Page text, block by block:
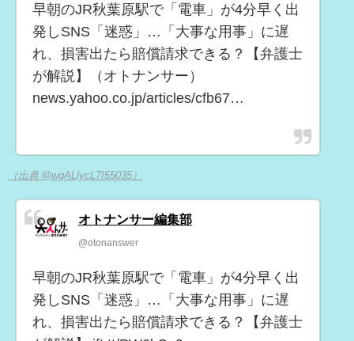
早朝のJR秋葉原駅で「電車」が4分早く出
発しSNS「迷惑」…「大事な用事」に遅
れ、損害出たら賠償請求できる？【弁護士
が解説】（オトナンサー）
news.yahoo.co.jp/articles/cfb67…
（出典 @wgALlycL7I55035）
オトナンサー編集部
@otonanswer
早朝のJR秋葉原駅で「電車」が4分早く出
発しSNS「迷惑」…「大事な用事」に遅
れ、損害出たら賠償請求できる？【弁護士